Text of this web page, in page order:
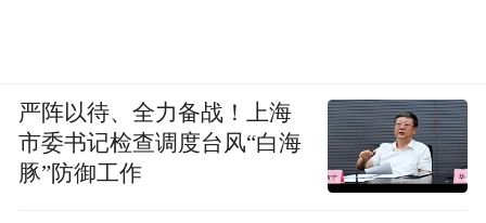
严阵以待、全力备战！上海
市委书记检查调度台风“白海
豚”防御工作